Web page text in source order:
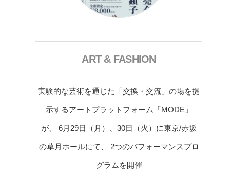
ART & FASHION
実験的な芸術を通じた「交換・交流」の場を提
示するアートプラットフォーム「MODE」
が、 6月29日（月）、30日（火）に東京/赤坂
の草月ホールにて、 2つのパフォーマンスプロ
グラムを開催